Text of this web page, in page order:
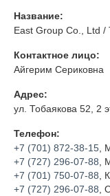
Название:
East Group Co., Ltd /
Контактное лицо:
Айгерим Сериковна
Адрес:
ул. Тобаякова 52, 2
Телефон:
+7 (701) 872-38-15 ,
+7 (727) 296-07-88 ,
+7 (701) 750-07-88 ,
+7 (727) 296-07-88 ,